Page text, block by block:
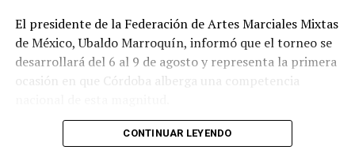
El presidente de la Federación de Artes Marciales Mixtas
de México, Ubaldo Marroquín, informó que el torneo se
desarrollará del 6 al 9 de agosto y representa la primera
ocasión en que Córdoba alberga una competencia
CONTINUAR LEYENDO